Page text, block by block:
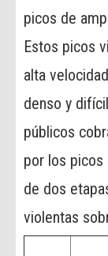
picos de
Estos picos
alta
denso y
públicos
por los picos
de dos
violentas